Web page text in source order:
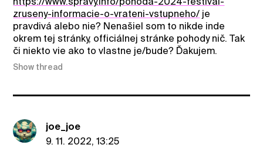
zruseny-informacie-o-vrateni-vstupneho/ je
pravdivá alebo nie? Nenašiel som to nikde inde
okrem tej stránky, officiálnej stránke pohody nič. Tak
či niekto vie ako to vlastne je/bude? Ďakujem.
Show thread
joe_joe
9. 11. 2022, 13:25